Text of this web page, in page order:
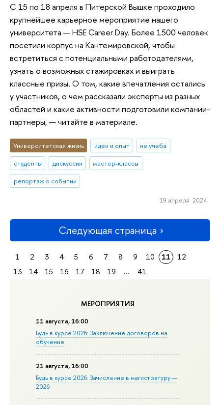
МЕРОПРИЯТИЯ
11 августа, 16:00
Будь в курсе 2026: Заключение договоров на
обучение
21 августа, 16:00
Будь в курсе 2026: Зачисление в магистратуру —
2026
С 15 по 18 апреля в Питерской Вышке проходило
крупнейшее карьерное мероприятие нашего
университета — HSE Career Day. Более 1500 человек
посетили корпус на Кантемировской, чтобы
встретиться с потенциальными работодателями,
узнать о возможных стажировках и выиграть
классные призы. О том, какие впечатления остались
у участников, о чем рассказали эксперты из разных
областей и какие активности подготовили компании-
партнеры, — читайте в материале.
Университетская жизнь идеи и опыт
не учеба
студенты
дискуссии
мастер-классы
репортаж о событии
19 апреля 2024
Следующая страница
1 2 3 4 5 6 7 8 9 10 11
12
13
14 15 16 17 18 19 ... 41